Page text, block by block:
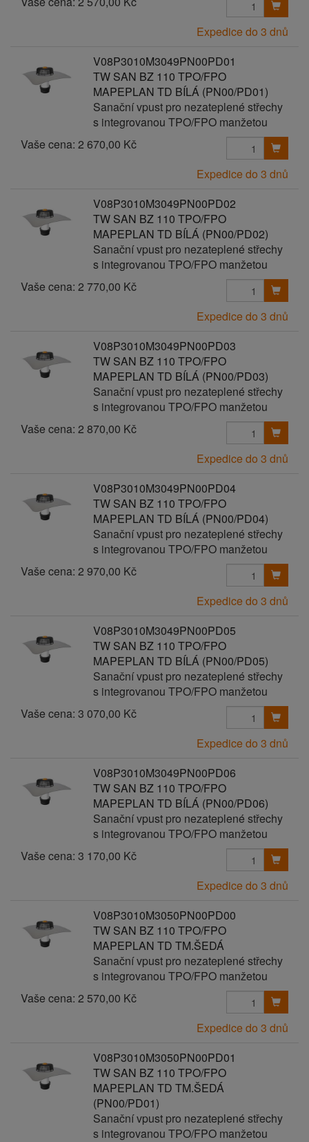
Expedice do 3 dnů
V08P3010M3049PN00PD01
TW SAN BZ 110 TPO/FPO
MAPEPLAN TD BÍLÁ (PN00/PD01)
Sanační vpust pro nezateplené střechy
s integrovanou TPO/FPO manžetou
Vaše cena: 2 670,00 Kč
Expedice do 3 dnů
V08P3010M3049PN00PD02
TW SAN BZ 110 TPO/FPO
MAPEPLAN TD BÍLÁ (PN00/PD02)
Sanační vpust pro nezateplené střechy
s integrovanou TPO/FPO manžetou
Vaše cena: 2 770,00 Kč
Expedice do 3 dnů
V08P3010M3049PN00PD03
TW SAN BZ 110 TPO/FPO
MAPEPLAN TD BÍLÁ (PN00/PD03)
Sanační vpust pro nezateplené střechy
s integrovanou TPO/FPO manžetou
Vaše cena: 2 870,00 Kč
Expedice do 3 dnů
V08P3010M3049PN00PD04
TW SAN BZ 110 TPO/FPO
MAPEPLAN TD BÍLÁ (PN00/PD04)
Sanační vpust pro nezateplené střechy
s integrovanou TPO/FPO manžetou
Vaše cena: 2 970,00 Kč
Expedice do 3 dnů
V08P3010M3049PN00PD05
TW SAN BZ 110 TPO/FPO
MAPEPLAN TD BÍLÁ (PN00/PD05)
Sanační vpust pro nezateplené střechy
s integrovanou TPO/FPO manžetou
Vaše cena: 3 070,00 Kč
Expedice do 3 dnů
V08P3010M3049PN00PD06
TW SAN BZ 110 TPO/FPO
MAPEPLAN TD BÍLÁ (PN00/PD06)
Sanační vpust pro nezateplené střechy
s integrovanou TPO/FPO manžetou
Vaše cena: 3 170,00 Kč
Expedice do 3 dnů
V08P3010M3050PN00PD00
TW SAN BZ 110 TPO/FPO
MAPEPLAN TD TM.ŠEDÁ
Sanační vpust pro nezateplené střechy
s integrovanou TPO/FPO manžetou
Vaše cena: 2 570,00 Kč
Expedice do 3 dnů
V08P3010M3050PN00PD01
TW SAN BZ 110 TPO/FPO
MAPEPLAN TD TM.ŠEDÁ
(PN00/PD01)
Sanační vpust pro nezateplené střechy
s integrovanou TPO/FPO manžetou